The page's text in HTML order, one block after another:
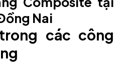
Nai
các công